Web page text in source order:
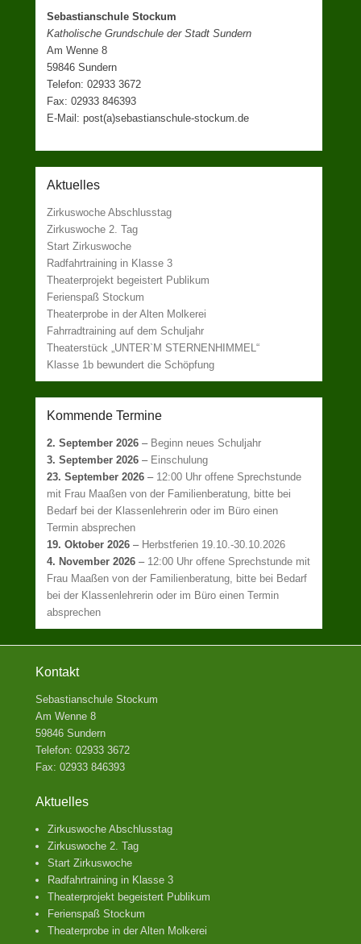
Sebastianschule Stockum
Katholische Grundschule der Stadt Sundern
Am Wenne 8
59846 Sundern
Telefon: 02933 3672
Fax: 02933 846393
E-Mail: post(a)sebastianschule-stockum.de
Aktuelles
Zirkuswoche Abschlusstag
Zirkuswoche 2. Tag
Start Zirkuswoche
Radfahrtraining in Klasse 3
Theaterprojekt begeistert Publikum
Ferienspaß Stockum
Theaterprobe in der Alten Molkerei
Fahrradtraining auf dem Schuljahr
Theaterstück „UNTER`M STERNENHIMMEL“
Klasse 1b bewundert die Schöpfung
Kommende Termine
2. September 2026 – Beginn neues Schuljahr
3. September 2026 – Einschulung
23. September 2026 – 12:00 Uhr offene Sprechstunde
mit Frau Maaßen von der Familienberatung, bitte bei
Bedarf bei der Klassenlehrerin oder im Büro einen
Termin absprechen
19. Oktober 2026 – Herbstferien 19.10.-30.10.2026
4. November 2026 – 12:00 Uhr offene Sprechstunde mit
Frau Maaßen von der Familienberatung, bitte bei Bedarf
bei der Klassenlehrerin oder im Büro einen Termin
absprechen
Kontakt
Sebastianschule Stockum
Am Wenne 8
59846 Sundern
Telefon: 02933 3672
Fax: 02933 846393
Aktuelles
Zirkuswoche Abschlusstag
Zirkuswoche 2. Tag
Start Zirkuswoche
Radfahrtraining in Klasse 3
Theaterprojekt begeistert Publikum
Ferienspaß Stockum
Theaterprobe in der Alten Molkerei